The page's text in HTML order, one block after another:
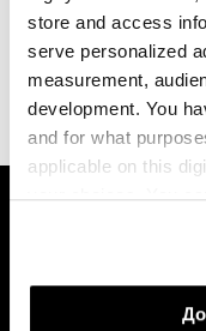
store and access
serve personalized
measurement,
development. You
and for what
applicable on this
your choices. You
If you allow, we
СИТЕ НОВОСТИ ОД